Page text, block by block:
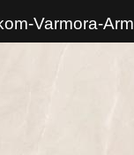
Varmora-